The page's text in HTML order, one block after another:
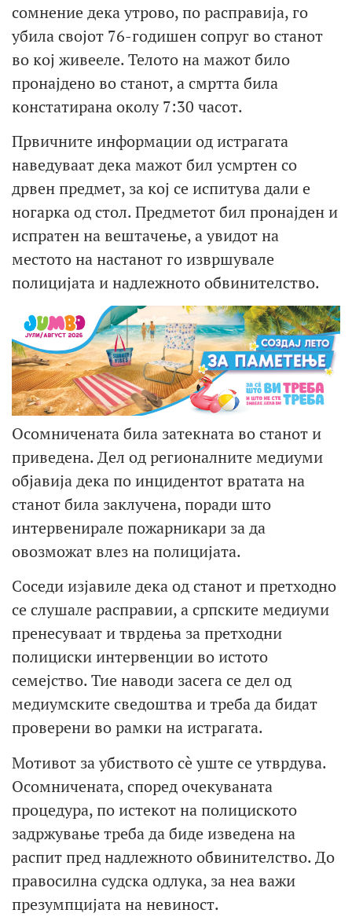
сомнение дека утрово, по расправија, го
убила својот 76-годишен сопруг во станот
во кој живееле. Телото на мажот било
пронајдено во станот, а смртта била
констатирана околу 7:30 часот.
Првичните информации од истрагата
наведуваат дека мажот бил усмртен со
дрвен предмет, за кој се испитува дали е
ногарка од стол. Предметот бил пронајден и
испратен на вештачење, а увидот на
местото на настанот го извршувале
полицијата и надлежното обвинителство.
Осомничената била затекната во станот и
приведена. Дел од регионалните медиуми
објавија дека по инцидентот вратата на
станот била заклучена, поради што
интервенирале пожарникари за да
овозможат влез на полицијата.
Соседи изјавиле дека од станот и претходно
се слушале расправии, а српските медиуми
пренесуваат и тврдења за претходни
полициски интервенции во истото
семејство. Тие наводи засега се дел од
медиумските сведоштва и треба да бидат
проверени во рамки на истрагата.
Мотивот за убиството сè уште се утврдува.
Осомничената, според очекуваната
процедура, по истекот на полициското
задржување треба да биде изведена на
распит пред надлежното обвинителство. До
правосилна судска одлука, за неа важи
презумпцијата на невиност.